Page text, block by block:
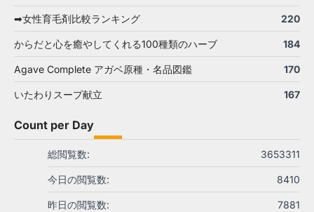
➡女性育毛剤比較ランキング 220
からだと心を癒やしてくれる100種類のハーブ 184
Agave Complete アガベ原種・名品図鑑 170
いたわりスープ献立 167
Count per Day
3653311
総閲覧数:
8410
今日の閲覧数:
7881
昨日の閲覧数: